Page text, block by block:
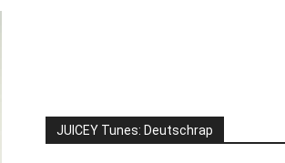
JUICEY Tunes: Deutschrap